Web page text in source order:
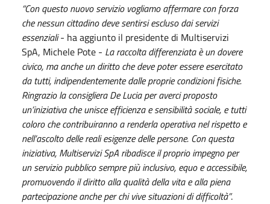
“Con questo nuovo servizio vogliamo affermare con forza
che nessun cittadino deve sentirsi escluso dai servizi
essenziali- ha aggiunto il presidente di Multiservizi
SpA, Michele Pote - La raccolta differenziata è un dovere
civico, ma anche un diritto che deve poter essere esercitato
da tutti, indipendentemente dalle proprie condizioni fisiche.
Ringrazio la consigliera De Lucia per averci proposto
un’iniziativa che unisce efficienza e sensibilità sociale, e tutti
coloro che contribuiranno a renderla operativa nel rispetto e
nell’ascolto delle reali esigenze delle persone. Con questa
iniziativa, Multiservizi SpA ribadisce il proprio impegno per
un servizio pubblico sempre più inclusivo, equo e accessibile,
promuovendo il diritto alla qualità della vita e alla piena
partecipazione anche per chi vive situazioni di difficoltà”.